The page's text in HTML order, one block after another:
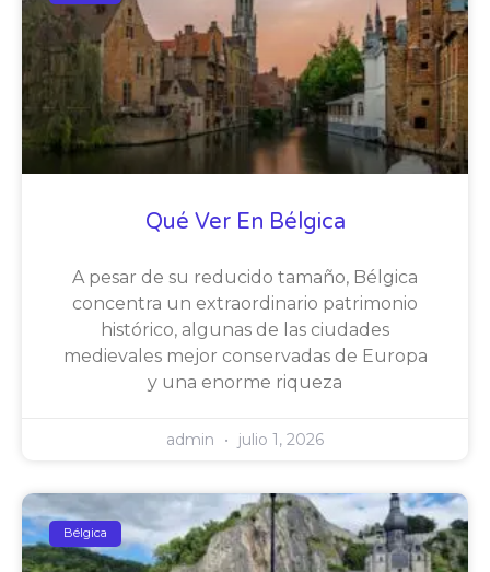
Qué Ver En Bélgica
A pesar de su reducido tamaño, Bélgica
concentra un extraordinario patrimonio
histórico, algunas de las ciudades
medievales mejor conservadas de Europa
y una enorme riqueza
admin julio 1, 2026
Bélgica